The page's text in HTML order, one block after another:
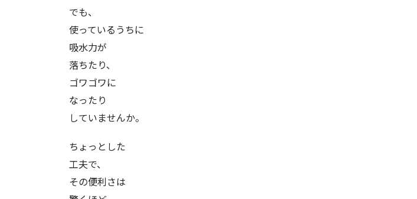
でも、
使っているうちに
吸水力が
落ちたり、
ゴワゴワに
なったり
していませんか。
ちょっとした
工夫で、
その便利さは